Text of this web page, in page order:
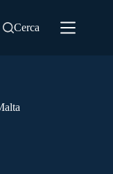
Cerca